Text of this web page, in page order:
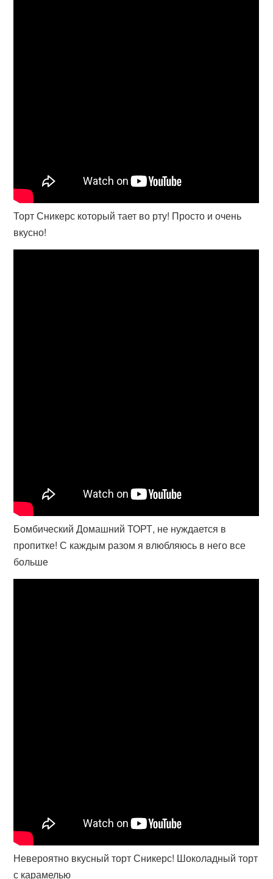
Торт Сникерс который тает во рту! Просто и очень
вкусно!
Бомбический Домашний ТОРТ, не нуждается в
пропитке! С каждым разом я влюбляюсь в него все
больше
Невероятно вкусный торт Сникерс! Шоколадный торт
с карамелью